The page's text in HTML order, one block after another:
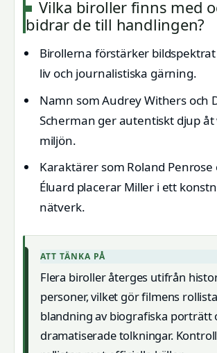
Vilka biroller finns med
bidrar de till handlingen?
Birollerna förstärker
liv och journalistiska gärning.
Namn som Audrey Withers och
Scherman ger autentiskt djup
miljön.
Karaktärer som Roland Penrose
Éluard placerar Miller i ett
nätverk.
ATT TÄNKA PÅ
Flera biroller återges utifrån
personer, vilket gör filmens
blandning av biografiska porträtt
dramatiserade tolkningar.